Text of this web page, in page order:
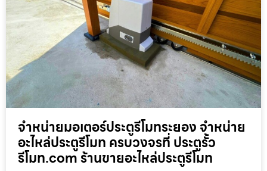
จำหน่ายมอเตอร์ประตูรีโมทระยอง จำหน่าย
อะไหล่ประตูรีโมท ครบวงจรที่ ประตูรั้ว
รีโมท.com ร้านขายอะไหล่ประตูรีโมท